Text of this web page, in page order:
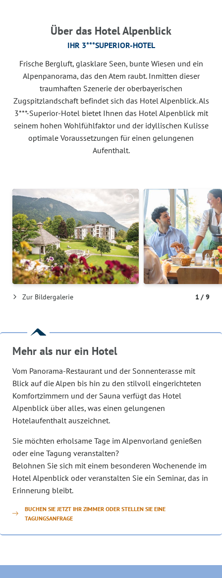
Über das Hotel Alpenblick
IHR 3***SUPERIOR-HOTEL
Frische Bergluft, glasklare Seen, bunte Wiesen und ein
Alpenpanorama, das den Atem raubt. Inmitten dieser
traumhaften Szenerie der oberbayerischen
Zugspitzlandschaft befindet sich das Hotel Alpenblick. Als
3***-Superior-Hotel bietet Ihnen das Hotel Alpenblick mit
seinem hohen Wohlfühlfaktor und der idyllischen Kulisse
optimale Voraussetzungen für einen gelungenen
Aufenthalt.
1 / 9
Zur Bildergalerie
Mehr als nur ein Hotel
Vom Panorama-Restaurant und der Sonnenterasse mit
Blick auf die Alpen bis hin zu den stilvoll eingerichteten
Komfortzimmern und der Sauna verfügt das Hotel
Alpenblick über alles, was einen gelungenen
Hotelaufenthalt auszeichnet.
Sie möchten erholsame Tage im Alpenvorland genießen
oder eine Tagung veranstalten?
Belohnen Sie sich mit einem besonderen Wochenende im
Hotel Alpenblick oder veranstalten Sie ein Seminar, das in
Erinnerung bleibt.
BUCHEN SIE JETZT IHR ZIMMER ODER STELLEN SIE EINE
TAGUNGSANFRAGE